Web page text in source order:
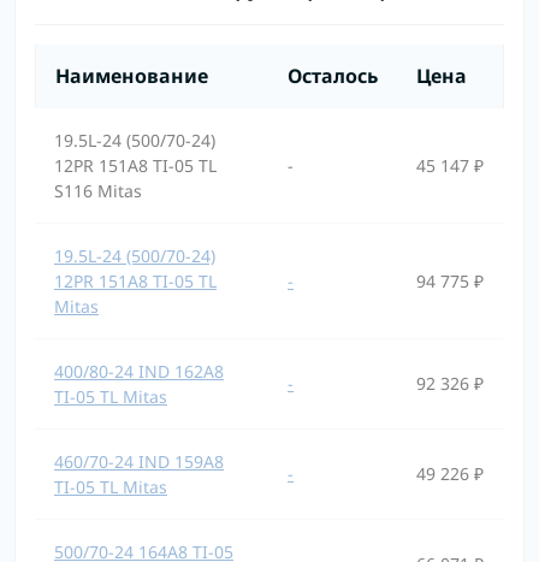
Наименование Осталось Цена
19.5L-24 (500/70-24)
12PR 151A8 TI-05 TL
S116 Mitas
- 45 147 ₽
19.5L-24 (500/70-24)
12PR 151A8 TI-05 TL
Mitas
- 94 775 ₽
400/80-24 IND 162A8
TI-05 TL Mitas
- 92 326 ₽
460/70-24 IND 159A8
TI-05 TL Mitas
- 49 226 ₽
500/70-24 164A8 TI-05